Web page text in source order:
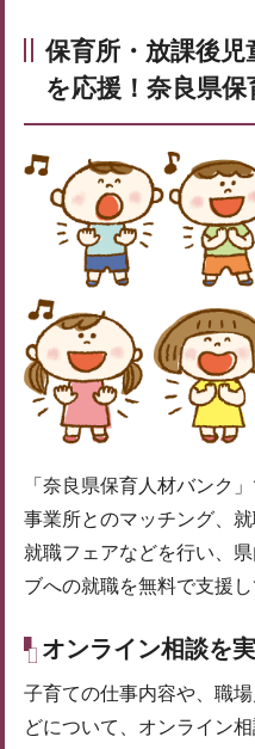
保育所・放課後
を応援！ 奈良県保
「奈良県保育人材バンク
事業所とのマッチング、
就職フェアなどを行い、
ブへの就職を無料で支援し
オンライン相談を
子育ての仕事内容や、職
どについて、オンライン相